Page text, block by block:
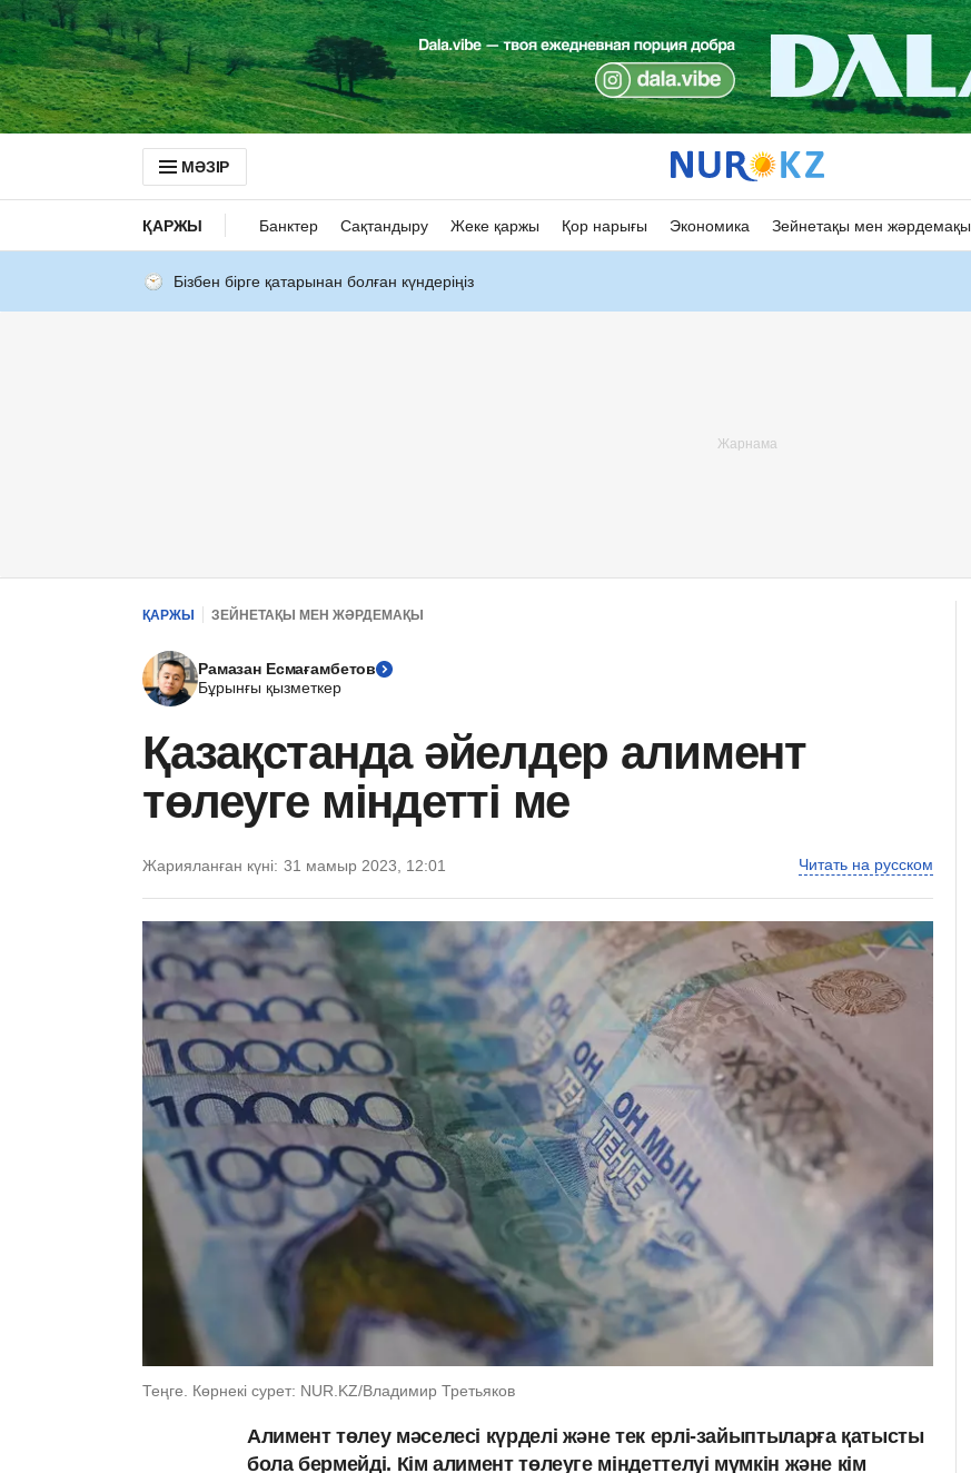
МӘЗІР
ҚАРЖЫ Банктер Сақтандыру Жеке қаржы Қор нарығы Экономика Зейнетақы мен жәрдемақы
Бізбен бірге қатарынан болған күндеріңіз
ҚАРЖЫ ЗЕЙНЕТАҚЫ МЕН ЖӘРДЕМАҚЫ
Рамазан Есмағамбетов
Бұрынғы қызметкер
Қазақстанда әйелдер алимент
төлеуге міндетті ме
Жарияланған күні: 31 мамыр 2023, 12:01 Читать на русском
Теңге. Көрнекі сурет: NUR.KZ/Владимир Третьяков
Алимент төлеу мәселесі күрделі және тек ерлі-зайыптыларға қатысты
бола бермейді. Кім алимент төлеуге міндеттелуі мүмкін және кім